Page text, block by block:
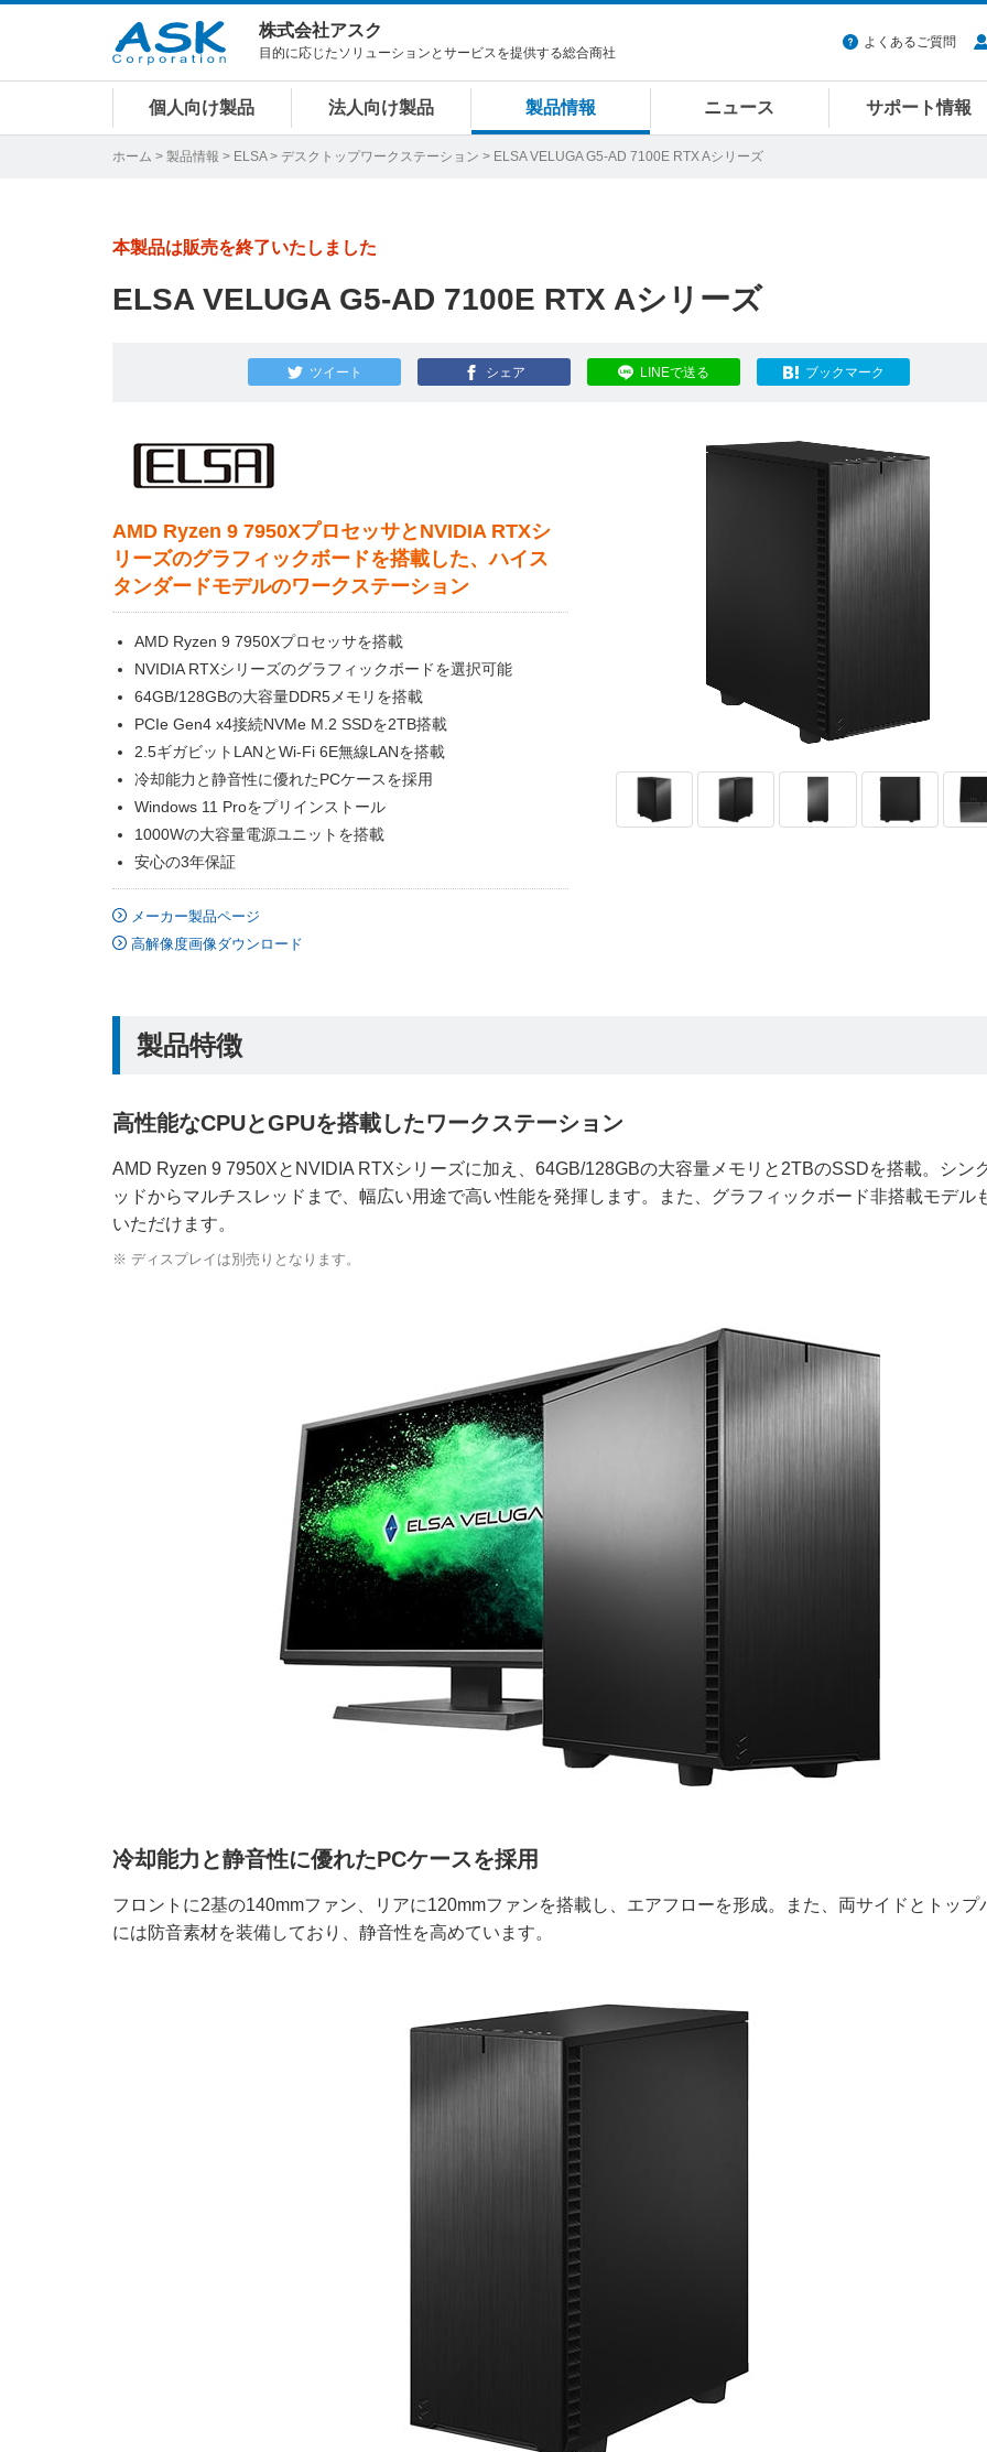
株式会社アスク
目的に応じたソリューションとサービスを提供する総合商社
よくあるご質問
個人向け製品 法人向け製品 製品情報 ニュース サポート情報
ホーム > 製品情報 > ELSA> デスクトップワークステーション > ELSA VELUGA G5-AD 7100E RTX Aシリーズ
本製品は販売を終了いたしました
ELSA VELUGA G5-AD 7100E RTX Aシリーズ
ツイート シェア LINEで送る ブックマーク
AMD Ryzen 9 7950XプロセッサとNVIDIA RTXシ
リーズのグラフィックボードを搭載した、ハイス
タンダードモデルのワークステーション
AMD Ryzen 9 7950Xプロセッサを搭載
NVIDIA RTXシリーズのグラフィックボードを選択可能
64GB/128GBの大容量DDR5メモリを搭載
PCIe Gen4 x4接続NVMe M.2 SSDを2TB搭載
2.5ギガビットLANとWi-Fi 6E無線LANを搭載
冷却能力と静音性に優れたPCケースを採用
Windows 11 Proをプリインストール
1000Wの大容量電源ユニットを搭載
安心の3年保証
メーカー製品ページ
高解像度画像ダウンロード
製品特徴
高性能なCPUとGPUを搭載したワークステーション
AMD Ryzen 9 7950XとNVIDIA RTXシリーズに加え、64GB/128GBの大容量メモリと2TBのSSDを搭載。シン
ッドからマルチスレッドまで、幅広い用途で高い性能を発揮します。また、グラフィックボード非搭載モデル
いただけます。
※ ディスプレイは別売りとなります。
冷却能力と静音性に優れたPCケースを採用
フロントに2基の140mmファン、リアに120mmファンを搭載し、エアフローを形成。また、両サイドとトップ
には防音素材を装備しており、静音性を高めています。